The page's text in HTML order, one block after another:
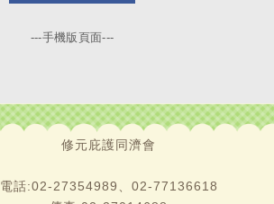
---手機版頁面---
修元庇護同濟會
電話:02-27354989、02-77136618